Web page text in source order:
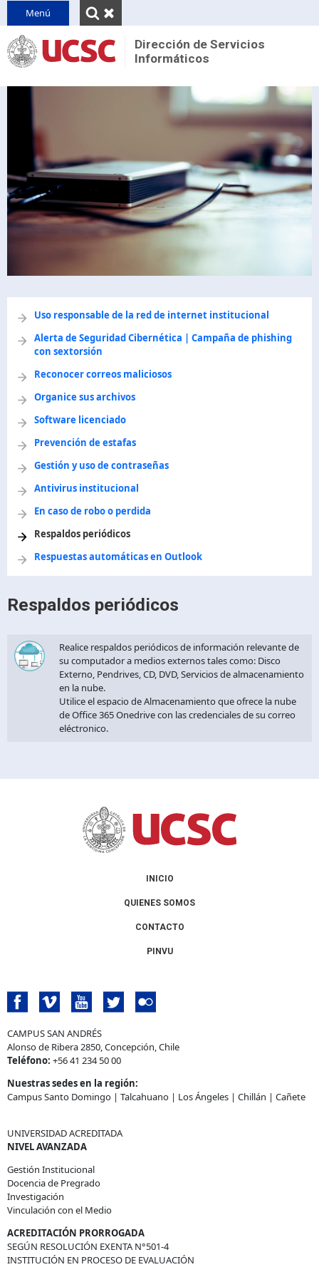
Menú
Dirección de Servicios
Informáticos
INICIO
QUIENES SOMOS
Reseña
CONTACTO
PINVU
Respaldos periódicos
Realice respaldos periódicos de información relevante de
su computador a medios externos tales como: Disco
Externo, Pendrives, CD, DVD, Servicios de almacenamiento
en la nube.
Utilice el espacio de Almacenamiento que ofrece la nube
de Office 365 Onedrive con las credenciales de su correo
eléctronico.
Uso responsable de la red de internet institucional
Alerta de Seguridad Cibernética | Campaña de phishing
con sextorsión
Reconocer correos maliciosos
Organice sus archivos
Software licenciado
Prevención de estafas
Gestión y uso de contraseñas
Antivirus institucional
En caso de robo o perdida
Respaldos periódicos
Respuestas automáticas en Outlook
INICIO
QUIENES SOMOS
CONTACTO
PINVU
CAMPUS SAN ANDRÉS
Alonso de Ribera 2850, Concepción, Chile
Teléfono: +56 41 234 50 00
Nuestras sedes en la región:
Campus Santo Domingo| Talcahuano| Los Ángeles| Chillán | Cañete
UNIVERSIDAD ACREDITADA
NIVEL AVANZADA
Gestión Institucional
Docencia de Pregrado
Investigación
Vinculación con el Medio
ACREDITACIÓN PRORROGADA
SEGÚN RESOLUCIÓN EXENTA N°501-4
INSTITUCIÓN EN PROCESO DE EVALUACIÓN